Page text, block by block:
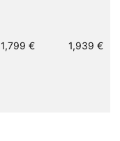
1,799 € 1,939 €